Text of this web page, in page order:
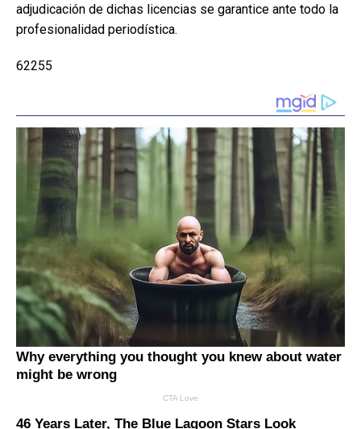
adjudicación de dichas licencias se garantice ante todo la
profesionalidad periodística.
62255